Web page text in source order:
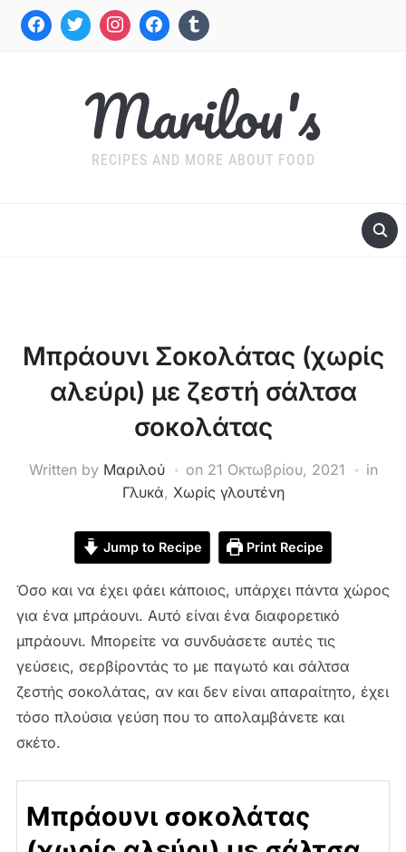
Marilou's
RECIPES AND MORE ABOUT FOOD
Μπράουνι Σοκολάτας (χωρίς
αλεύρι) με ζεστή σάλτσα
σοκολάτας
Written by Μαριλού on 21 Οκτωβρίου, 2021
in
Γλυκά, Χωρίς γλουτένη
Jump to Recipe Print Recipe
Όσο και να έχει φάει κάποιος, υπάρχει πάντα χώρος
για ένα μπράουνι. Αυτό είναι ένα διαφορετικό
μπράουνι. Μπορείτε να συνδυάσετε αυτές τις
γεύσεις, σερβίροντάς το με παγωτό και σάλτσα
ζεστής σοκολάτας, αν και δεν είναι απαραίτητο, έχει
τόσο πλούσια γεύση που το απολαμβάνετε και
σκέτο.
Μπράουνι σοκολάτας